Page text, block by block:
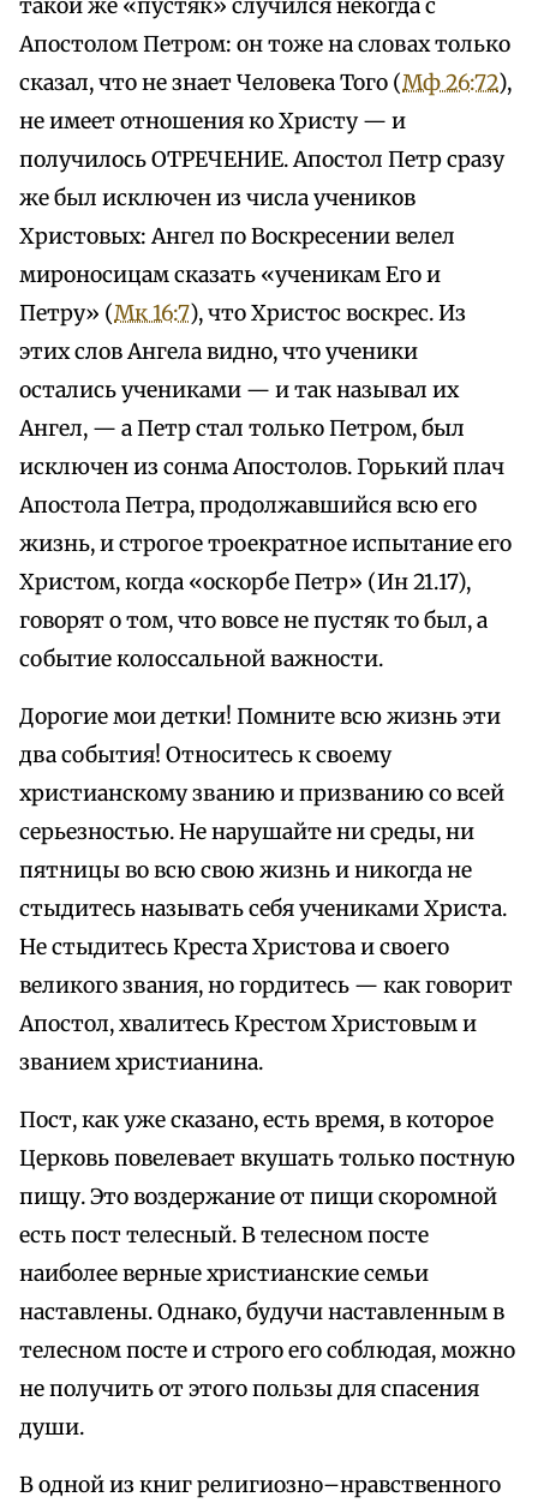
такой же «пустяк» случился некогда с
Апостолом Петром: он тоже на словах только
сказал, что не знает Человека Того (Мф 26:72),
не имеет отношения ко Христу — и
получилось ОТРЕЧЕНИЕ. Апостол Петр сразу
же был исключен из числа учеников
Христовых: Ангел по Воскресении велел
мироносицам сказать «ученикам Его и
Петру» (Мк 16:7), что Христос воскрес. Из
этих слов Ангела видно, что ученики
остались учениками — и так называл их
Ангел, — а Петр стал только Петром, был
исключен из сонма Апостолов. Горький плач
Апостола Петра, продолжавшийся всю его
жизнь, и строгое троекратное испытание его
Христом, когда «оскорбе Петр» (Ин 21.17),
говорят о том, что вовсе не пустяк то был, а
событие колоссальной важности.
Дорогие мои детки! Помните всю жизнь эти
два события! Относитесь к своему
христианскому званию и призванию со всей
серьезностью. Не нарушайте ни среды, ни
пятницы во всю свою жизнь и никогда не
стыдитесь называть себя учениками Христа.
Не стыдитесь Креста Христова и своего
великого звания, но гордитесь — как говорит
Апостол, хвалитесь Крестом Христовым и
званием христианина.
Пост, как уже сказано, есть время, в которое
Церковь повелевает вкушать только постную
пищу. Это воздержание от пищи скоромной
есть пост телесный. В телесном посте
наиболее верные христианские семьи
наставлены. Однако, будучи наставленным в
телесном посте и строго его соблюдая, можно
не получить от этого пользы для спасения
души.
В одной из книг религиозно–нравственного